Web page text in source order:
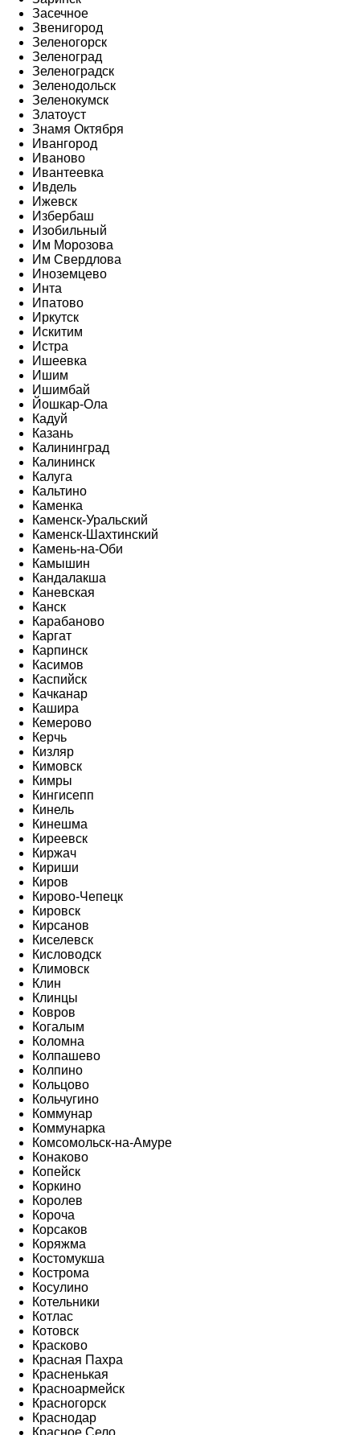
Засечное
Звенигород
Зеленогорск
Зеленоград
Зеленоградск
Зеленодольск
Зеленокумск
Златоуст
Знамя Октября
Ивангород
Иваново
Ивантеевка
Ивдель
Ижевск
Избербаш
Изобильный
Им Морозова
Им Свердлова
Иноземцево
Инта
Ипатово
Иркутск
Искитим
Истра
Ишеевка
Ишим
Ишимбай
Йошкар-Ола
Кадуй
Казань
Калининград
Калининск
Калуга
Кальтино
Каменка
Каменск-Уральский
Каменск-Шахтинский
Камень-на-Оби
Камышин
Кандалакша
Каневская
Канск
Карабаново
Каргат
Карпинск
Касимов
Каспийск
Качканар
Кашира
Кемерово
Керчь
Кизляр
Кимовск
Кимры
Кингисепп
Кинель
Кинешма
Киреевск
Киржач
Кириши
Киров
Кирово-Чепецк
Кировск
Кирсанов
Киселевск
Кисловодск
Климовск
Клин
Клинцы
Ковров
Когалым
Коломна
Колпашево
Колпино
Кольцово
Кольчугино
Коммунар
Коммунарка
Комсомольск-на-Амуре
Конаково
Копейск
Коркино
Королев
Короча
Корсаков
Коряжма
Костомукша
Кострома
Косулино
Котельники
Котлас
Котовск
Красково
Красная Пахра
Красненькая
Красноармейск
Красногорск
Краснодар
Красное Село